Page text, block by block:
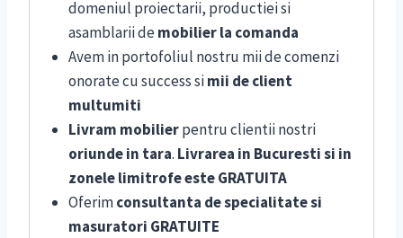
domeniul proiectarii, productiei si
asamblarii demobilier la comanda
Avem in portofoliul nostru mii de comenzi
onorate cu success simii de client
multumiti
Livram mobilierpentru clientii nostri
oriunde in tara. Livrarea in Bucuresti si in
zonele limitrofe este GRATUITA
Oferimconsultanta de specialitate si
masuratori GRATUITE